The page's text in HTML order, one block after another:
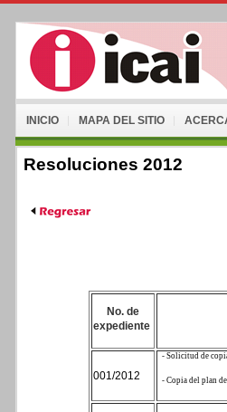
INICIO MAPA DEL SITIO
Resoluciones 2012
No. de
expediente
001/2012
- Solicitud de
- Copia del plan